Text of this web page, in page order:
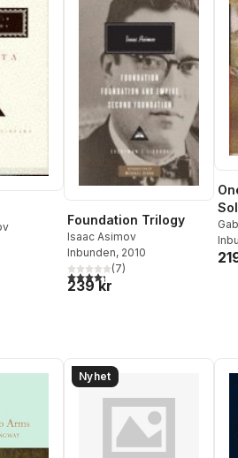
Totalt antal röster:
Foundation Trilogy
Isaac Asimov
Inbunden, 2010
4,3utav 5 stjärnor. Totalt antal
(7)
239 kr
Nyhet